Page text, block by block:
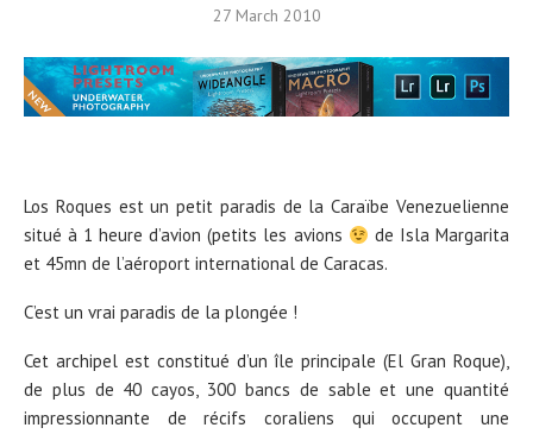
27 March 2010
Los Roques est un petit paradis de la Caraïbe Venezuelienne
situé à 1 heure d’avion (petits les avions
de Isla Margarita
et 45mn de l’aéroport international de Caracas.
C’est un vrai paradis de la plongée !
Cet archipel est constitué d’un île principale (El Gran Roque),
de plus de 40 cayos, 300 bancs de sable et une quantité
impressionnante de récifs coraliens qui occupent une